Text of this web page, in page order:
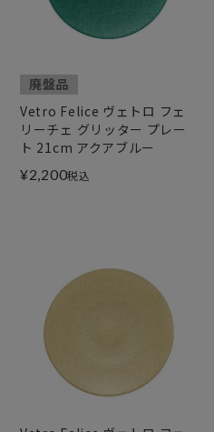
廃盤品
Vetro Felice ヴェトロ フェ
リーチェ グリッター プレー
ト 21cm アクアブルー
¥2,200税込